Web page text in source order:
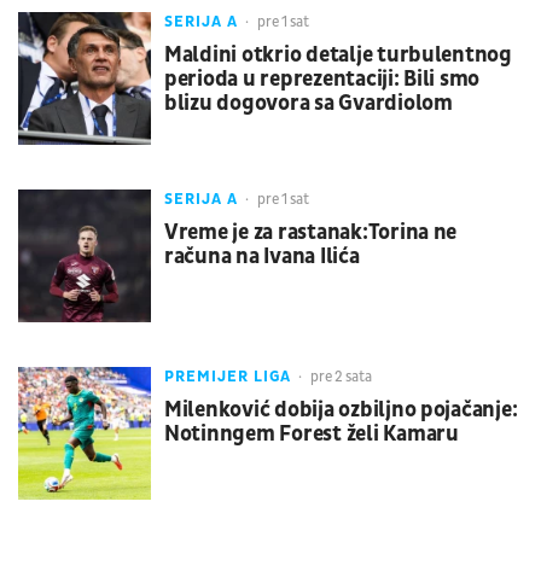
SERIJA A pre 1 sat
Maldini otkrio detalje turbulentnog
perioda u reprezentaciji: Bili smo
blizu dogovora sa Gvardiolom
SERIJA A pre 1 sat
Vreme je za rastanak:Torina ne
računa na Ivana Ilića
PREMIJER LIGA pre 2 sata
Milenković dobija ozbiljno pojačanje:
Notinngem Forest želi Kamaru